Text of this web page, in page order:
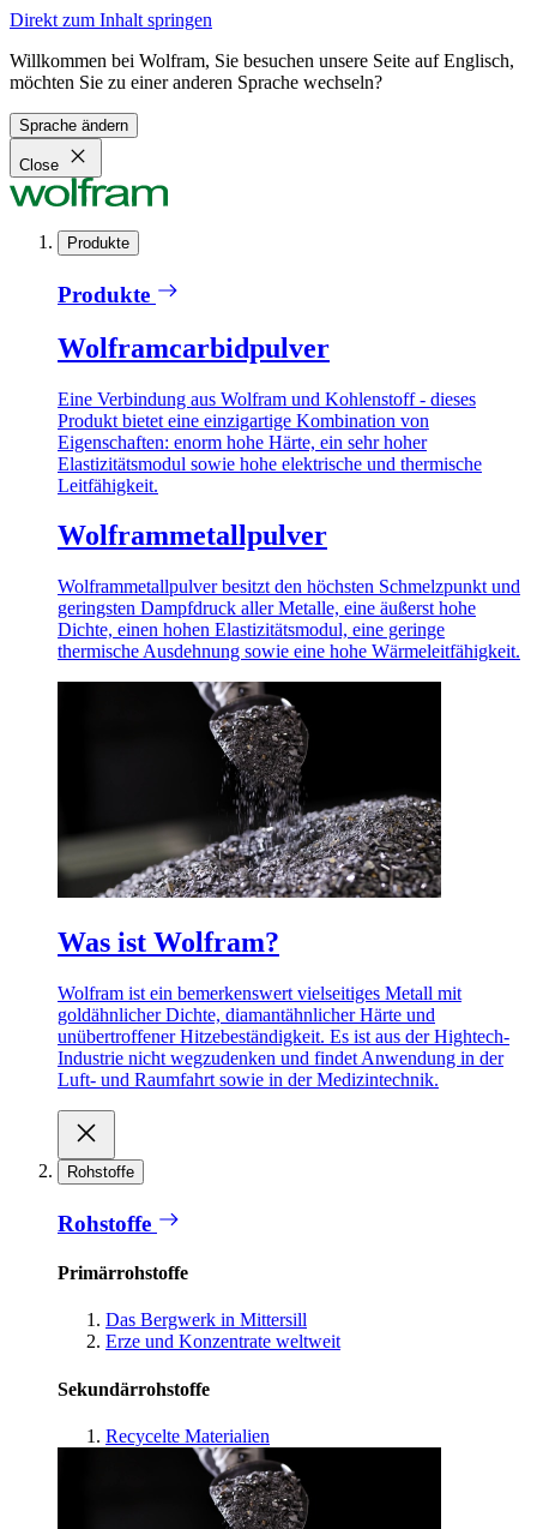
Direkt zum Inhalt springen
Willkommen bei Wolfram, Sie besuchen unsere Seite auf Englisch,
möchten Sie zu einer anderen Sprache wechseln?
Sprache ändern
Close
Produkte
Produkte
Wolframcarbidpulver
Eine Verbindung aus Wolfram und Kohlenstoff - dieses
Produkt bietet eine einzigartige Kombination von
Eigenschaften: enorm hohe Härte, ein sehr hoher
Elastizitätsmodul sowie hohe elektrische und thermische
Leitfähigkeit.
Wolframmetallpulver
Wolframmetallpulver besitzt den höchsten Schmelzpunkt und
geringsten Dampfdruck aller Metalle, eine äußerst hohe
Dichte, einen hohen Elastizitätsmodul, eine geringe
thermische Ausdehnung sowie eine hohe Wärmeleitfähigkeit.
Was ist Wolfram?
Wolfram ist ein bemerkenswert vielseitiges Metall mit
goldähnlicher Dichte, diamantähnlicher Härte und
unübertroffener Hitzebeständigkeit. Es ist aus der Hightech-
Industrie nicht wegzudenken und findet Anwendung in der
Luft- und Raumfahrt sowie in der Medizintechnik.
Rohstoffe
Rohstoffe
Primärrohstoffe
Das Bergwerk in Mittersill
Erze und Konzentrate weltweit
Sekundärrohstoffe
Recycelte Materialien